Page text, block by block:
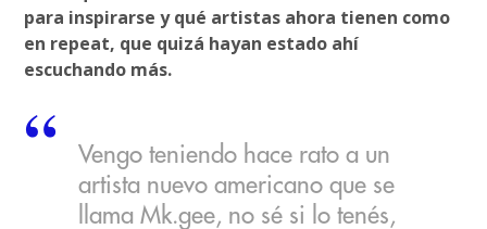
para inspirarse y qué artistas ahora tienen como
en repeat, que quizá hayan estado ahí
escuchando más.
Vengo teniendo hace rato a un
artista nuevo americano que se
llama Mk.gee, no sé si lo tenés,